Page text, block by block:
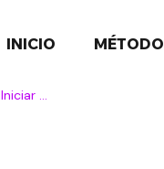
INICIO MÉTODO
Iniciar sesión